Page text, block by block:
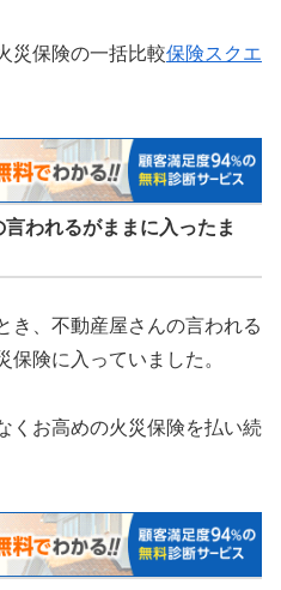
災保険の一括比較保険スクエ
われるがままに入ったま
き、不動産屋さんの言われる
保険に入っていました。
くお高めの火災保険を払い続